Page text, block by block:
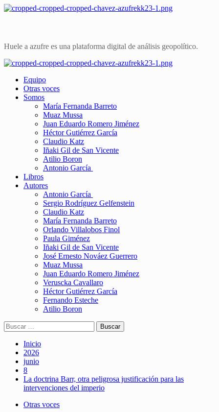
Huele a azufre es una plataforma digital de análisis geopolítico.
Equipo
Otras voces
Somos
María Fernanda Barreto
Muaz Mussa
Juan Eduardo Romero Jiménez
Héctor Gutiérrez García
Claudio Katz
Iñaki Gil de San Vicente
Atilio Boron
Antonio García
Libros
Autores
Antonio García
Sergio Rodríguez Gelfenstein
Claudio Katz
María Fernanda Barreto
Orlando Villalobos Finol
Paula Giménez
Iñaki Gil de San Vicente
José Ernesto Nováez Guerrero
Muaz Mussa
Juan Eduardo Romero Jiménez
Veruscka Cavallaro
Héctor Gutiérrez García
Fernando Esteche
Atilio Boron
Inicio
2026
junio
8
La doctrina Barr, otra peligrosa justificación para las
intervenciones del imperio
Otras voces